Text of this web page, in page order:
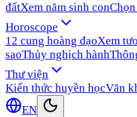
đấtXem năm sinh con
Horoscope
12 cung hoàng đạoXem
saoThủy nghịch hành
Thư viện
Kiến thức huyền họcVăn
EN